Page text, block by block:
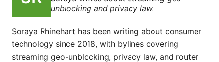
unblocking and privacy law.
Soraya Rhinehart has been writing about consumer
technology since 2018, with bylines covering
streaming geo-unblocking, privacy law, and router